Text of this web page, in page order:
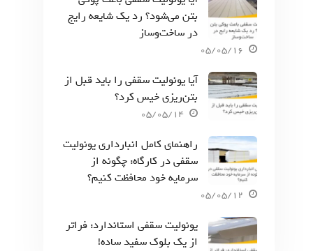
بتن می‌شود؟ رد یک شایعه رایج
در ساخت‌وساز
05/05/16
آیا یونولیت سقفی را باید قبل از
بتن‌ریزی خیس کرد؟
05/05/14
راهنمای کامل انبارداری یونولیت
سقفی در کارگاه: چگونه از
سرمایه خود محافظت کنیم؟
05/05/12
یونولیت سقفی استاندارد: فراتر
از یک بلوک سفید ساده!